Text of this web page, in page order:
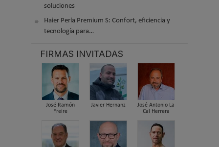
soluciones
Haier Perla Premium S: Confort, eficiencia y
tecnología para…
FIRMAS INVITADAS
José Ramón
Freire
Javier Hernanz
José Antonio La
Cal Herrera